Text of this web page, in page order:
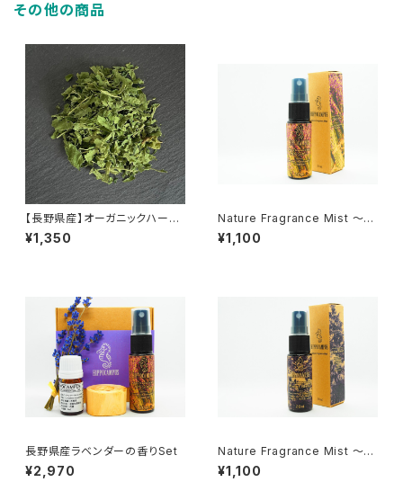
その他の商品
【長野県産】オーガニックハーブ
桑
¥1,350
Nature Fragrance Mist ～ラ
ベンダー～ 20ml
¥1,100
長野県産ラベンダーの香りSet
¥2,970
Nature Fragrance Mist ～W
inter Blend～ 20ml
¥1,100